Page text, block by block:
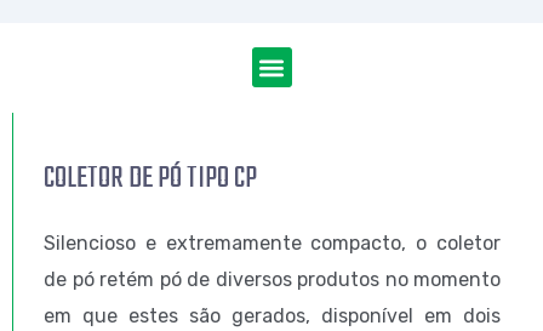
COLETOR DE PÓ TIPO CP
Silencioso e extremamente compacto, o coletor
de pó retém pó de diversos produtos no momento
em que estes são gerados, disponível em dois